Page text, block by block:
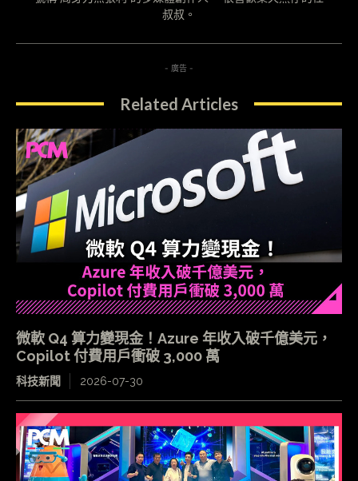
叔叔。
- 廣告 -
Related Articles
微軟 Q4 算力變現金！Azure 年收入破千億美元，
Copilot 付費用戶衝破 3,000 萬
科技新聞 2026-07-30